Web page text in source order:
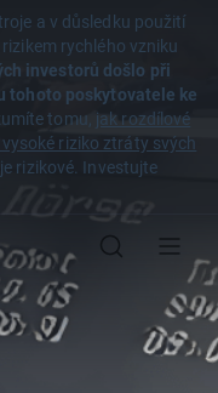
a v důsledku použití
rychlého vzniku
investorů došlo při
tohoto poskytovatele ke
tomu, jak rozdílové
riziko ztráty svých
rizikové. Investujte